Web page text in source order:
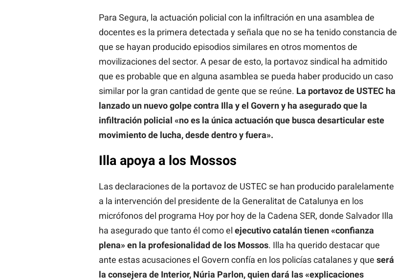
Para Segura, la actuación policial con la infiltración en una asamblea de
docentes es la primera detectada y señala que no se ha tenido constancia de
que se hayan producido episodios similares en otros momentos de
movilizaciones del sector. A pesar de esto, la portavoz sindical ha admitido
que es probable que en alguna asamblea se pueda haber producido un caso
similar por la gran cantidad de gente que se reúne. La portavoz de USTEC ha
lanzado un nuevo golpe contra Illa y el Govern y ha asegurado que la
infiltración policial «no es la única actuación que busca desarticular este
movimiento de lucha, desde dentro y fuera».
Illa apoya a los Mossos
Las declaraciones de la portavoz de USTEC se han producido paralelamente
a la intervención del presidente de la Generalitat de Catalunya en los
micrófonos del programa Hoy por hoy de la Cadena SER, donde Salvador Illa
ha asegurado que tanto él como el ejecutivo catalán tienen «confianza
plena» en la profesionalidad de los Mossos. Illa ha querido destacar que
ante estas acusaciones el Govern confía en los policías catalanes y que será
la consejera de Interior, Núria Parlon, quien dará las «explicaciones